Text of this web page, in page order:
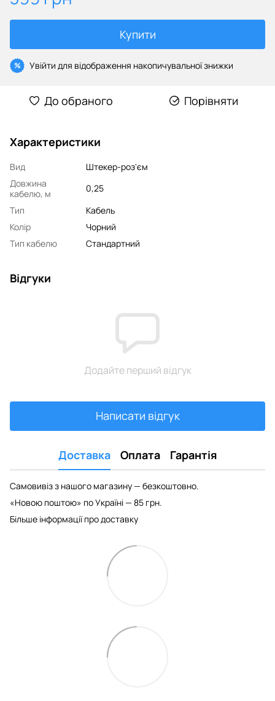
Купити
% Увійти для відображення накопичувальної знижки
До обраного Порівняти
Характеристики
Вид
Штекер-роз'єм
Довжина
кабелю, м
0,25
Тип
Кабель
Колір
Чорний
Тип кабелю
Стандартний
Відгуки
Додайте перший відгук
Написати відгук
Доставка Оплата Гарантія
Самовивіз з нашого магазину — безкоштовно.
«Новою поштою» по Україні — 85 грн.
Більше інформації про доставку